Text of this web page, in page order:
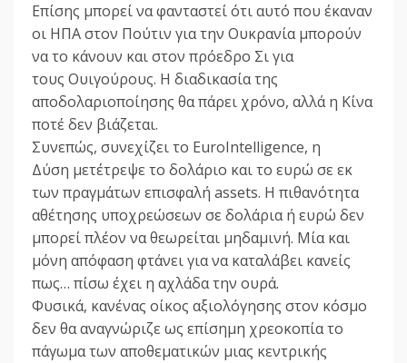
Επίσης μπορεί να φανταστεί ότι αυτό που έκαναν
οι ΗΠΑ στον Πούτιν για την Ουκρανία μπορούν
να το κάνουν και στον πρόεδρο Σι για
τους Ουιγούρους. Η διαδικασία της
αποδολαριοποίησης θα πάρει χρόνο, αλλά η Κίνα
ποτέ δεν βιάζεται.
Συνεπώς, συνεχίζει το EuroIntelligence, η
Δύση μετέτρεψε το δολάριο και το ευρώ σε εκ
των πραγμάτων επισφαλή assets. Η πιθανότητα
αθέτησης υποχρεώσεων σε δολάρια ή ευρώ δεν
μπορεί πλέον να θεωρείται μηδαμινή. Μία και
μόνη απόφαση φτάνει για να καταλάβει κανείς
πως… πίσω έχει η αχλάδα την ουρά.
Φυσικά, κανένας οίκος αξιολόγησης στον κόσμο
δεν θα αναγνώριζε ως επίσημη χρεοκοπία το
πάγωμα των αποθεματικών μιας κεντρικής